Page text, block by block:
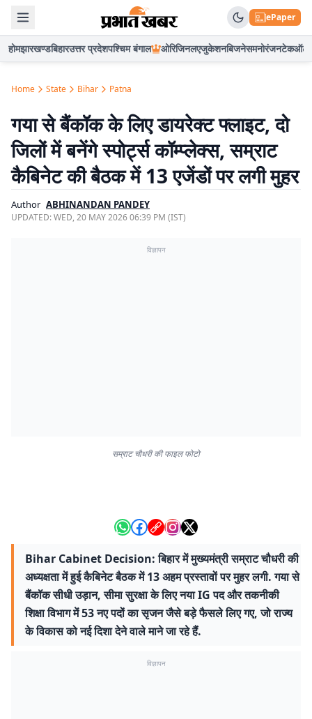
ePaper
होमझारखण्डबिहारउत्तर प्रदेशपश्चिम बंगाल ओरिजिनलएजुकेशनबिजनेसमनोरंजनटेकऑटो
Home State Bihar Patna
गया से बैंकॉक के लिए डायरेक्ट फ्लाइट, दो
जिलों में बनेंगे स्पोर्ट्स कॉम्प्लेक्स, सम्राट
कैबिनेट की बैठक में 13 एजेंडों पर लगी मुहर
Author ABHINANDAN PANDEY
UPDATED:WED, 20 MAY 2026 06:39 PM (IST)
विज्ञापन
सम्राट चौधरी की फाइल फोटो
Bihar Cabinet Decision: बिहार में मुख्यमंत्री सम्राट चौधरी की
अध्यक्षता में हुई कैबिनेट बैठक में 13 अहम प्रस्तावों पर मुहर लगी. गया से
बैंकॉक सीधी उड़ान, सीमा सुरक्षा के लिए नया IG पद और तकनीकी
शिक्षा विभाग में 53 नए पदों का सृजन जैसे बड़े फैसले लिए गए, जो राज्य
के विकास को नई दिशा देने वाले माने जा रहे हैं.
विज्ञापन